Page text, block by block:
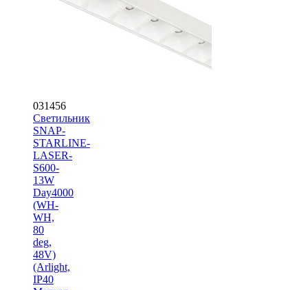
031456
Светильник
SNAP-
STARLINE-
LASER-
S600-
13W
Day4000
(WH-
WH,
80
deg,
48V)
(Arlight,
IP40